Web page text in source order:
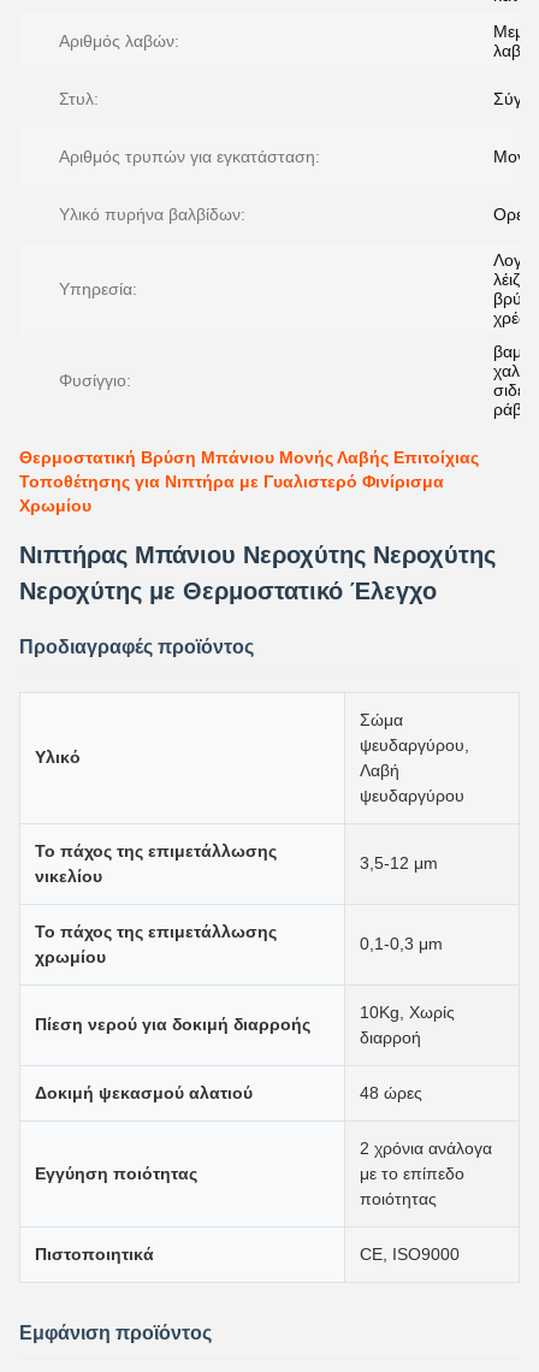
Αριθμός λαβών:
λαβή
Στυλ:
Αριθμός τρυπών για εγκατάσταση: Μονή
Υλικό πυρήνα βαλβίδων:
Υπηρεσία:
Φυσίγγιο:
Θερμοστατική Βρύση Μπάνιου Μονής Λαβής Επιτοίχιας
Τοποθέτησης για Νιπτήρα με Γυαλιστερό Φινίρισμα
Χρωμίου
Νιπτήρας Μπάνιου Νεροχύτης Νεροχύτης
Νεροχύτης με Θερμοστατικό Έλεγχο
Προδιαγραφές προϊόντος
Υλικό
Σώμα
ψευδαργύρου,
Λαβή
ψευδαργύρου
Το πάχος της επιμετάλλωσης
νικελίου
3,5-12 μm
Το πάχος της επιμετάλλωσης
χρωμίου
0,1-0,3 μm
Πίεση νερού για δοκιμή διαρροής
10Kg, Χωρίς
διαρροή
Δοκιμή ψεκασμού αλατιού 48 ώρες
Εγγύηση ποιότητας
2 χρόνια ανάλογα
με το επίπεδο
ποιότητας
Πιστοποιητικά CE, ISO9000
Εμφάνιση προϊόντος